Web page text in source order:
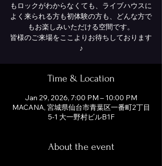
もロックがわからなくても、ライブハウスに
よく来られる方も初体験の方も、どんな方で
もお楽しみいただける空間です。
皆様のご来場をここよりお待ちしております
♪
Time & Location
Jan 29, 2026, 7:00 PM – 10:00 PM
MACANA, 宮城県仙台市青葉区一番町2丁目
5-1 大一野村ビルB1F
About the event